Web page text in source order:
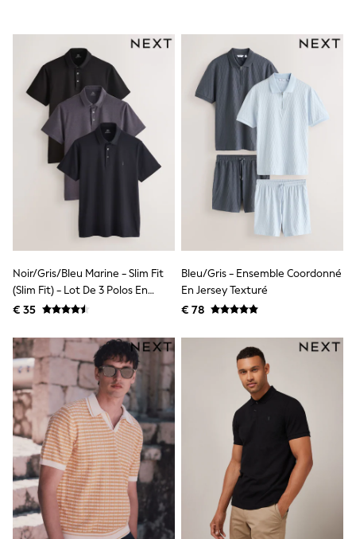
Wellies
Wide Fit
Shoes
All Underwear
Nighties
Pyjamas
Robes
Socks & Tights
All Bags & Accessories
Bags
All Occasionwear
All Partywear
Wedding
Dresses
Shoes
Skirts
Shop all
Shop All
Marvel
Paw Patrol
Peppa Pig
Gaming
Harry Potter
Spider man
New In
Trainers
Hoodies & Sweatshirts
T-Shirts & Vests
Leggings
Swim
adidas
Noir/gris/bleu Marine - Slim Fit
(Slim Fit) - Lot De 3 Polos En
Jersey À Manches Courtes
€ 35
Bleu/Gris - Ensemble Coordonné
En Jersey Texturé
€ 78